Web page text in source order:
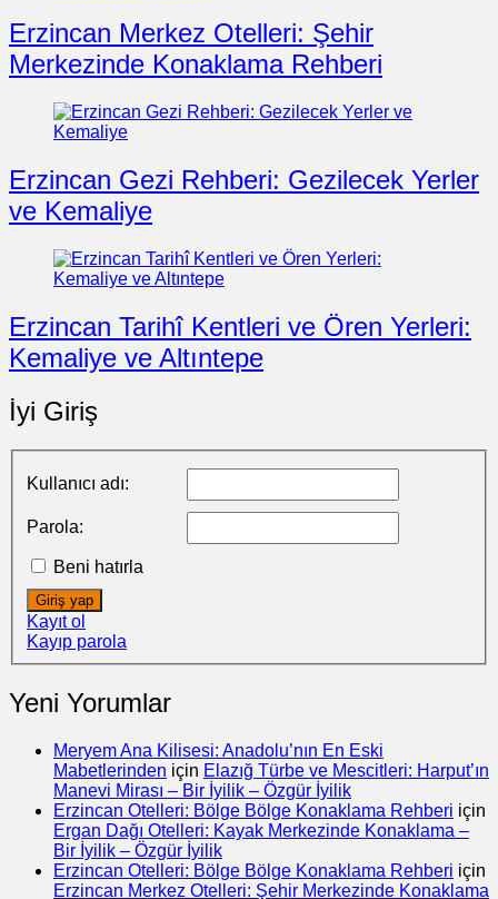
Erzincan Merkez Otelleri: Şehir
Merkezinde Konaklama Rehberi
Erzincan Gezi Rehberi: Gezilecek Yerler
ve Kemaliye
Erzincan Tarihî Kentleri ve Ören Yerleri:
Kemaliye ve Altıntepe
İyi Giriş
Kullanıcı adı:
Parola:
Beni hatırla
Giriş yap
Kayıt ol
Kayıp parola
Yeni Yorumlar
Meryem Ana Kilisesi: Anadolu’nın En Eski
Mabetlerinden için Elazığ Türbe ve Mescitleri: Harput’ın
Manevi Mirası – Bir İyilik – Özgür İyilik
Erzincan Otelleri: Bölge Bölge Konaklama Rehberi için
Ergan Dağı Otelleri: Kayak Merkezinde Konaklama –
Bir İyilik – Özgür İyilik
Erzincan Otelleri: Bölge Bölge Konaklama Rehberi için
Erzincan Merkez Otelleri: Şehir Merkezinde Konaklama